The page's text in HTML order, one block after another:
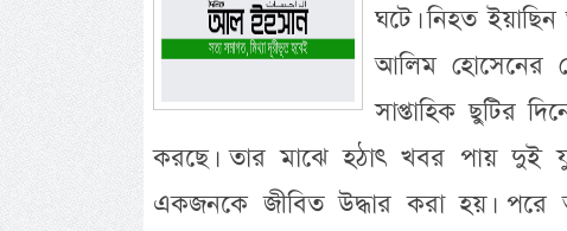
ঘটে। নিহত
আলিম হোসেনের
সাপ্তাহিক ছুটির
করছে। তার মাঝে হঠাৎ খবর পায় দুই
একজনকে জীবিত উদ্ধার করা হয়।